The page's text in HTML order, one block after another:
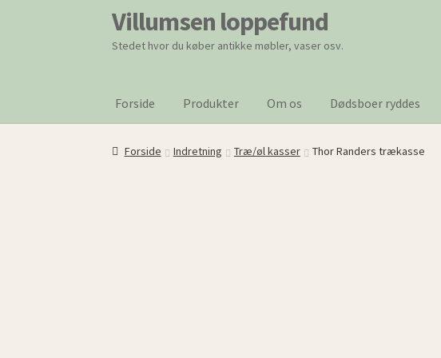
Spring
til
Spring
til
Villumsen loppefund
Stedet hvor du køber antikke møbler, vaser osv.
Forside Produkter Om os Dødsboer ryddes
Forside Indretning Træ/øl kasser Thor Randers trækasse